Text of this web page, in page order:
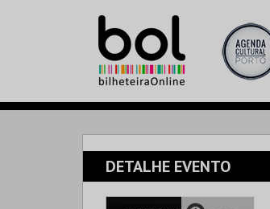
DETALHE EVENTO